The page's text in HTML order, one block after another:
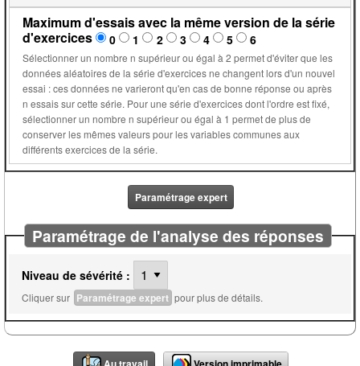
Maximum d'essais avec la même version de la série
d'exercices
0 1 2 3 4 5 6
Sélectionner un nombre n supérieur ou égal à 2 permet d'éviter que les
données aléatoires de la série d'exercices ne changent lors d'un nouvel
essai : ces données ne varieront qu'en cas de bonne réponse ou après
n essais sur cette série. Pour une série d'exercices dont l'ordre est fixé,
sélectionner un nombre n supérieur ou égal à 1 permet de plus de
conserver les mêmes valeurs pour les variables communes aux
différents exercices de la série.
Paramétrage expert
Paramétrage de l'analyse des réponses
Niveau de sévérité :
Cliquer sur Paramétrage expert pour plus de détails.